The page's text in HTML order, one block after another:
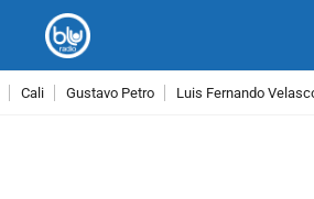
Cali Gustavo Petro Luis Fernando